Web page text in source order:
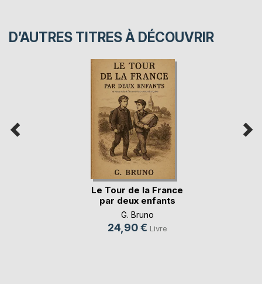
D’AUTRES TITRES À DÉCOUVRIR
Le Tour de la France
par deux enfants
G. Bruno
24,90 € Livre